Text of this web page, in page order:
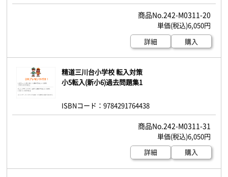
242-M0311-20
6,050円
詳細
購入
精道三川台小学校 転入対策
小5転入(新小6)過去問題集1
ISBNコード：9784291764438
242-M0311-31
6,050円
詳細
購入